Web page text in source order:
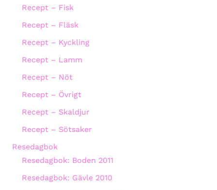
Recept – Fisk
Recept – Fläsk
Recept – Kyckling
Recept – Lamm
Recept – Nöt
Recept – Övrigt
Recept – Skaldjur
Recept – Sötsaker
Resedagbok
Resedagbok: Boden 2011
Resedagbok: Gävle 2010